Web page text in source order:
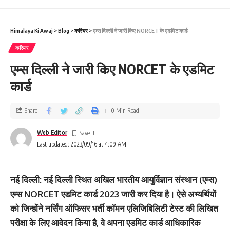
Himalaya Ki Awaj >Blog >करियर>एम्‍स दिल्‍ली ने जारी किए NORCET के एडमिट कार्ड
करियर
एम्‍स दिल्‍ली ने जारी किए NORCET के एडमिट
कार्ड
Last updated: 2023/09/16 at 4:09 AM
Web Editor
Share 0 Min Read
नई दिल्ली: नई दिल्‍ली स्थित अखिल भारतीय आयुर्विज्ञान संस्थान (एम्स)
एम्स NORCET एडमिट कार्ड 2023 जारी कर दिया है। ऐसे अभ्‍यर्थियों
को जिन्‍होंने नर्सिंग ऑफिसर भर्ती कॉमन एलिजिबिलिटी टेस्ट की लिखित
परीक्षा के लिए आवेदन किया है, वे अपना एडमिट कार्ड आधिकारिक